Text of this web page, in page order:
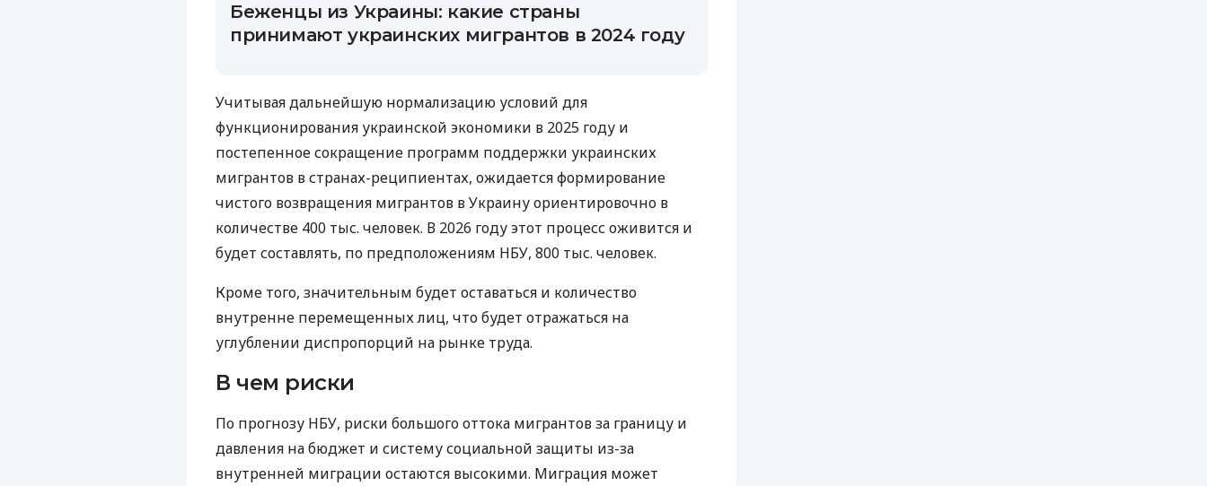
Беженцы из Украины: какие страны
принимают украинских мигрантов в 2024 году
Учитывая дальнейшую нормализацию условий для
функционирования украинской экономики в 2025 году и
постепенное сокращение программ поддержки украинских
мигрантов в странах-реципиентах, ожидается формирование
чистого возвращения мигрантов в Украину ориентировочно в
количестве 400 тыс. человек. В 2026 году этот процесс оживится и
будет составлять, по предположениям НБУ, 800 тыс. человек.
Кроме того, значительным будет оставаться и количество
внутренне перемещенных лиц, что будет отражаться на
углублении диспропорций на рынке труда.
В чем риски
По прогнозу НБУ, риски большого оттока мигрантов за границу и
давления на бюджет и систему социальной защиты из-за
внутренней миграции остаются высокими. Миграция может